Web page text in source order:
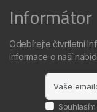
Informátor
Odebírejte čtvrtletní
informace o naší